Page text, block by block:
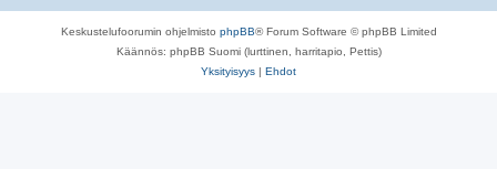
Keskustelufoorumin ohjelmisto phpBB® Forum Software © phpBB Limited
Käännös: phpBB Suomi (lurttinen, harritapio, Pettis)
Yksityisyys | Ehdot